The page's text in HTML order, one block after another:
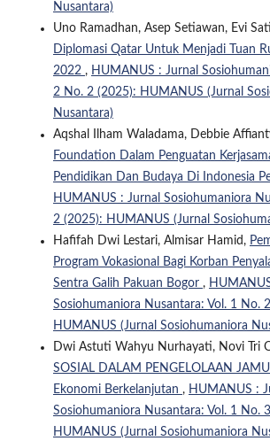
Nusantara)
Uno Ramadhan, Asep Setiawan, Evi
Diplomasi Qatar Untuk Menjadi Tuan
2022 , HUMANUS : Jurnal
2 No. 2 (2025): HUMANUS (Jurnal
Nusantara)
Aqshal Ilham Waladama, Debbie
Foundation Dalam Penguatan
Pendidikan Dan Budaya Di Indonesia
HUMANUS : Jurnal Sosiohumaniora
2 (2025): HUMANUS (Jurnal
Hafifah Dwi Lestari, Almisar Hamid,
Program Vokasional Bagi Korban
Sentra Galih Pakuan Bogor ,
Sosiohumaniora Nusantara: Vol. 1 No.
HUMANUS (Jurnal Sosiohumaniora
Dwi Astuti Wahyu Nurhayati, Novi Tri
SOSIAL DALAM PENGELOLAAN
Ekonomi Berkelanjutan , HUMANUS :
Sosiohumaniora Nusantara: Vol. 1 No.
HUMANUS (Jurnal Sosiohumaniora